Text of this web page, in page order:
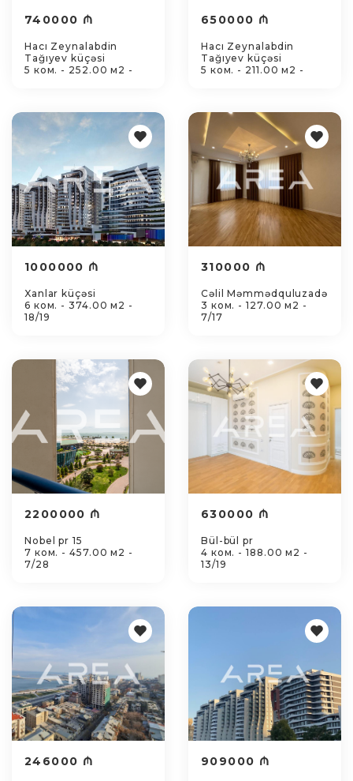
740000 ₼
Hacı Zeynalabdin
Tağıyev küçəsi
5 ком. - 252.00 м2 -
650000 ₼
Hacı Zeynalabdin
Tağıyev küçəsi
5 ком. - 211.00 м2 -
1000000 ₼
Xanlar küçəsi
6 ком. - 374.00 м2 -
18/19
310000 ₼
Cəlil Məmmədquluzadə
3 ком. - 127.00 м2 -
7/17
2200000 ₼
Nobel pr 15
7 ком. - 457.00 м2 -
7/28
630000 ₼
Bül-bül pr
4 ком. - 188.00 м2 -
13/19
246000 ₼ 909000 ₼